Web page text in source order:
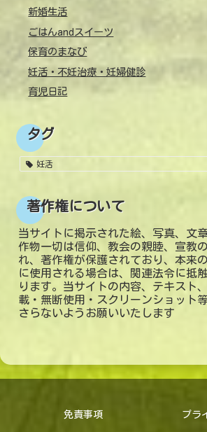
新婚生活
ごはんandスイーツ
保育のまなび
妊活・不妊治療・妊婦健診
育児日記
タグ
妊活
著作権について
当サイトに掲示された絵、写真、文
作物一切は信仰、教会の親睦、宣教
れ、著作権が保護されており、本来
に使用される場合は、関連法令に抵
ります。当サイトの内容、テキスト
載・無断使用・スクリーンショット
さらないようお願いいたします
免責事項 プラ